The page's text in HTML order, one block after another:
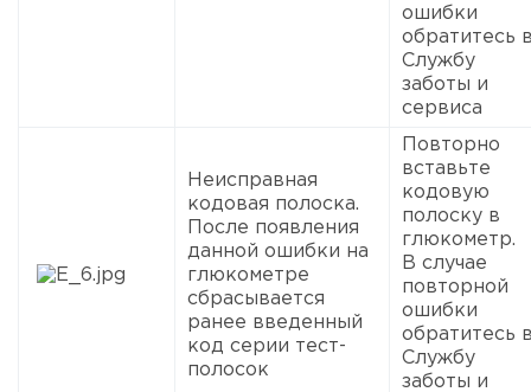
ошибки
обратитесь
Службу
заботы и
сервиса
Неисправная
кодовая полоска.
После появления
данной ошибки на
глюкометре
сбрасывается
ранее введенный
код серии тест-
полосок
Повторно
вставьте
кодовую
полоску в
глюкометр.
В случае
повторной
ошибки
обратитесь
Службу
заботы и